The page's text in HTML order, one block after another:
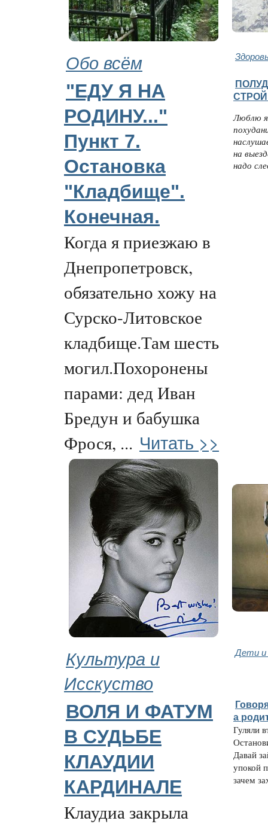
Обо всём
"ЕДУ Я НА
РОДИНУ..."
Пункт 7.
Остановка
"Кладбище".
Конечная.
Когда я приезжаю в
Днепропетровск,
обязательно хожу на
Сурско-Литовское
кладбище.Там шесть
могил.Похоронены
парами: дед Иван
Бредун и бабушка
Фрося, ... Читать >>
Люблю я
на
надо
Культура и
Исскуство
Дети и
ВОЛЯ И ФАТУМ
В СУДЬБЕ
КЛАУДИИ
КАРДИНАЛЕ
Клаудиа закрыла
а
Гуляли
Давай
упокой
зачем